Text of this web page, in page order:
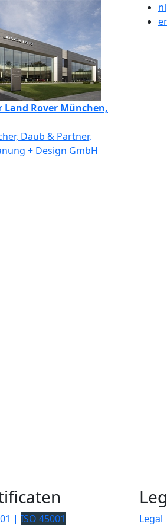
nl
Land Rover München,
Daub & Partner,
+ Design GmbH
| ISO 45001
Legal